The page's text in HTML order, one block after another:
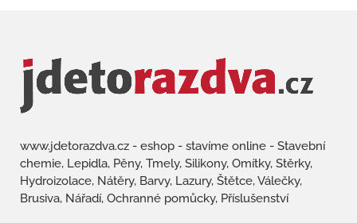
www.jdetorazdva.cz - eshop - stavíme online - Stavební
chemie, Lepidla, Pěny, Tmely, Silikony, Omítky, Stěrky,
Hydroizolace, Nátěry, Barvy, Lazury, Štětce, Válečky,
Brusiva, Nářadí, Ochranné pomůcky, Příslušenství